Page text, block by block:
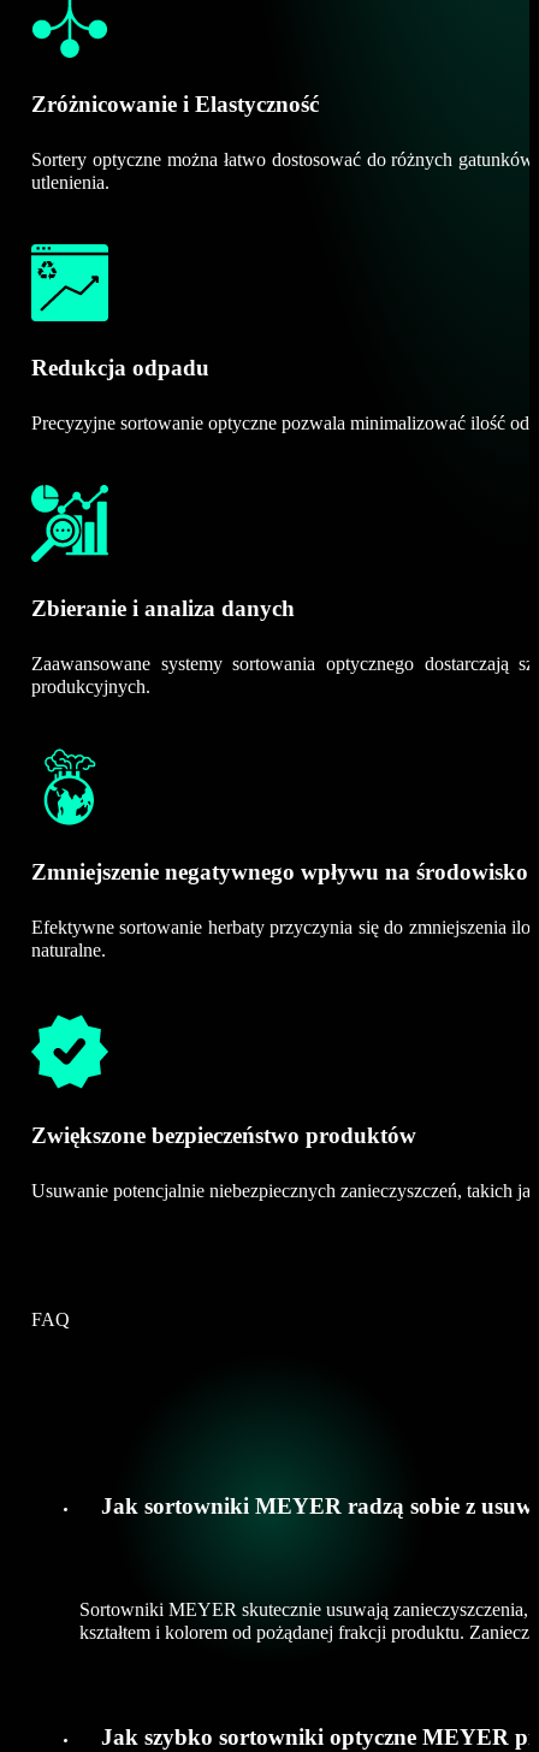
Zróżnicowanie i Elastyczność
Sortery optyczne można łatwo dostosować do różnych
utlenienia.
Redukcja odpadu
Precyzyjne sortowanie optyczne pozwala minimalizować ilość
Zbieranie i analiza danych
Zaawansowane systemy sortowania optycznego dostarczają
produkcyjnych.
Zmniejszenie negatywnego wpływu na środowisko
Efektywne sortowanie herbaty przyczynia się do zmniejszenia
naturalne.
Zwiększone bezpieczeństwo produktów
Usuwanie potencjalnie niebezpiecznych zanieczyszczeń, takich
FAQ
Jak sortowniki MEYER radzą sobie z
Sortowniki MEYER skutecznie usuwają
kształtem i kolorem od pożądanej frakcji produktu.
Jak szybko sortowniki optyczne MEYER